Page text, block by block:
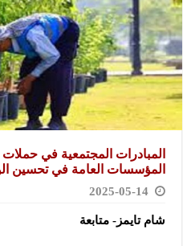
المبادرات المجتمعية في
المؤسسات العامة في تحسين
2025-05-14
شام تايمز- متابعة